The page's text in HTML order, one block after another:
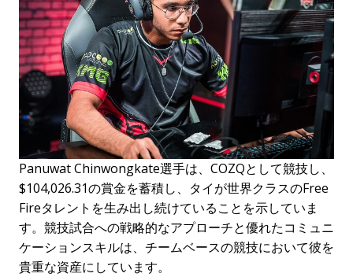
Panuwat Chinwongkate選手は、COZQとして競技し、
$104,026.31の賞金を蓄積し、タイが世界クラスのFree
Fireタレントを生み出し続けていることを示していま
す。競技試合への戦略的なアプローチと優れたコミュニ
ケーションスキルは、チームベースの競技において彼を
貴重な資産にしています。